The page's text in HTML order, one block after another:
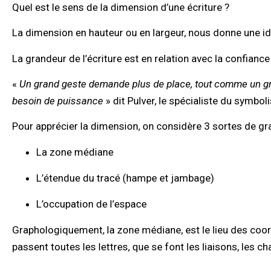
Quel est le sens de la dimension d’une écriture ?
La dimension en hauteur ou en largeur, nous donne une
La grandeur de l’écriture est en relation avec la
« Un grand geste demande plus de place, tout comme un
besoin de puissance » dit Pulver, le spécialiste du
Pour apprécier la dimension, on considère 3 sortes de
La zone médiane
L’étendue du tracé (hampe et jambage)
L’occupation de l’espace
Graphologiquement, la zone médiane, est le lieu des
passent toutes les lettres, que se font les liaisons, les